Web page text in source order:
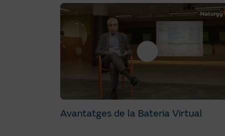
Avantatges de la Bateria Virtual